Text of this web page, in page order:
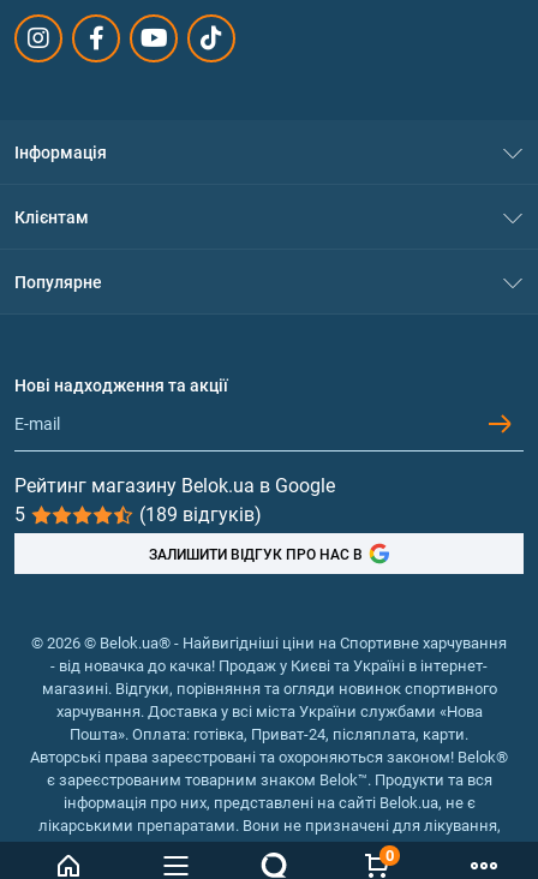
0
Інформація
Політика конфіденційності
Обмін та повернення
Клієнтам
Популярне
Протеїн
Гейнери
Вітаміни та мінерали
Риб'ячий жир, жирні кислоти
Нові надходження та акції
Рейтинг магазину Belok.ua в Google
5
(189 відгуків)
ЗАЛИШИТИ ВІДГУК ПРО НАС В
© 2026 © Belok.ua® - Найвигідніші ціни на Спортивне харчування
- від новачка до качка! Продаж у Києві та Україні в інтернет-
магазині. Відгуки, порівняння та огляди новинок спортивного
харчування. Доставка у всі міста України службами «Нова
Пошта». Оплата: готівка, Приват-24, післяплата, карти.
Авторські права зареєстровані та охороняються законом! Belok®
є зареєстрованим товарним знаком Belok™. Продукти та вся
інформація про них, представлені на сайті Belok.ua, не є
лікарськими препаратами. Вони не призначені для лікування,
зняття симптомів та запобігання хворобам.
Інтернет магазин Belok.ua
Інтернет магазин спортивного